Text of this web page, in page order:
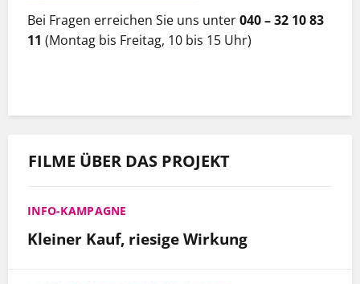
Bei Fragen erreichen Sie uns unter040 – 32 10 83
11 (Montag bis Freitag, 10 bis 15 Uhr)
FILME ÜBER DAS PROJEKT
INFO-KAMPAGNE
Kleiner Kauf, riesige Wirkung